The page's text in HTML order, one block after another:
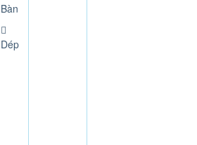
Bàn
Dép